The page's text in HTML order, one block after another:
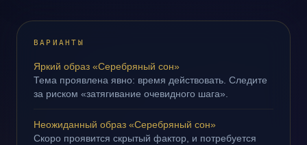
ВАРИАНТЫ
Яркий образ «Серебряный сон»
Тема проявлена явно: время действовать. Следите
за риском «затягивание очевидного шага».
Неожиданный образ «Серебряный сон»
Скоро проявится скрытый фактор, и потребуется